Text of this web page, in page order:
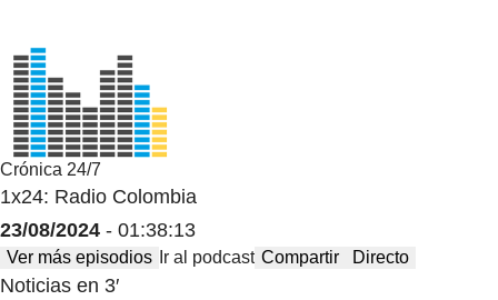
Crónica 24/7
1x24: Radio Colombia
23/08/2024 - 01:38:13
Ver más episodios Ir al podcast Compartir Directo
Noticias en 3′